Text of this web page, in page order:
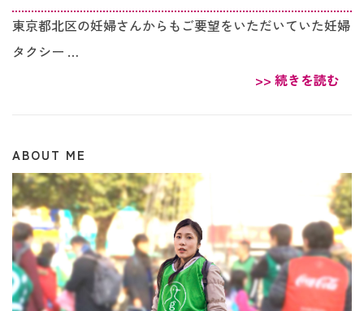
東京都北区の妊婦さんからもご要望をいただいていた妊婦
タクシー …
>> 続きを読む
ABOUT ME